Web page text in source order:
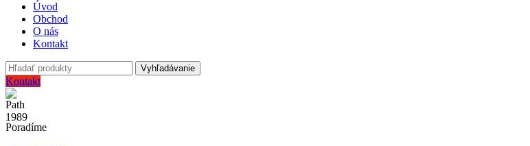
Úvod
Obchod
O nás
Kontakt
Vyhľadávanie
Kontakt
Poradíme